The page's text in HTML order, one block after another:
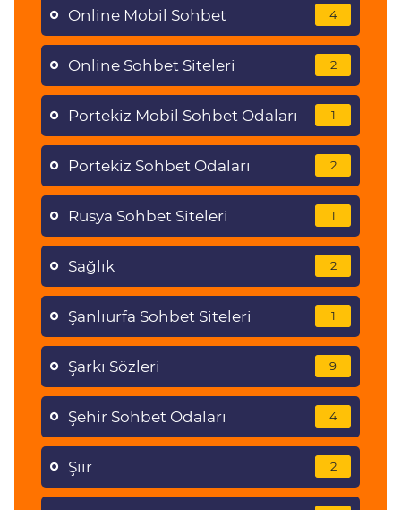
Online Mobil Sohbet 4
Online Sohbet Siteleri 2
Portekiz Mobil Sohbet Odaları 1
Portekiz Sohbet Odaları 2
Rusya Sohbet Siteleri 1
Sağlık 2
Şanlıurfa Sohbet Siteleri 1
Şarkı Sözleri 9
Şehir Sohbet Odaları 4
Şiir 2